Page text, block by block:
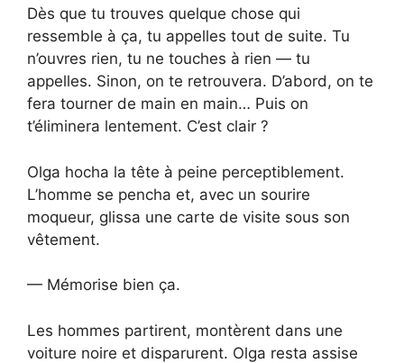
Dès que tu trouves quelque chose qui
ressemble à ça, tu appelles tout de suite. Tu
n’ouvres rien, tu ne touches à rien — tu
appelles. Sinon, on te retrouvera. D’abord, on te
fera tourner de main en main… Puis on
t’éliminera lentement. C’est clair ?
Olga hocha la tête à peine perceptiblement.
L’homme se pencha et, avec un sourire
moqueur, glissa une carte de visite sous son
vêtement.
— Mémorise bien ça.
Les hommes partirent, montèrent dans une
voiture noire et disparurent. Olga resta assise